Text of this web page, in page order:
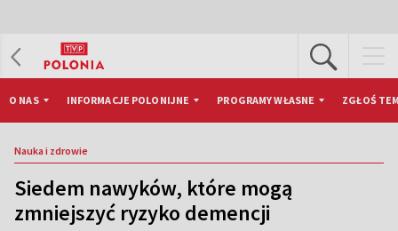
O NAS INFORMACJE POLONIJNE PROGRAMY WŁASNE ZGŁOŚ
Nauka i zdrowie
Siedem nawyków, które mogą
zmniejszyć ryzyko demencji